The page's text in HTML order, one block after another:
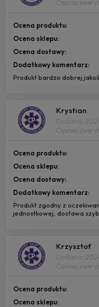
Opinia
Ocena produktu:
Ocena sklepu:
Ocena dostawy:
Dodatkowy komentarz:
Produkt bardzo dobrej
Krystian
Dodano:
Opinia
Ocena produktu:
Ocena sklepu:
Ocena dostawy:
Dodatkowy komentarz:
Produkt zgodny z
jednostkowej, dostawa
Krzysztof
Dodano:
Opinia
Ocena produktu:
Ocena sklepu: